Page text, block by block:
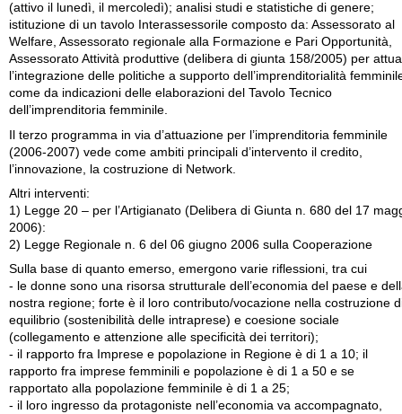
(attivo il lunedì, il mercoledì); analisi studi e statistiche di genere;
istituzione di un tavolo Interassessorile composto da: Assessorato al
Welfare, Assessorato regionale alla Formazione e Pari Opportunità,
Assessorato Attività produttive (delibera di giunta 158/2005) per
l’integrazione delle politiche a supporto dell’imprenditorialità
come da indicazioni delle elaborazioni del Tavolo Tecnico
dell’imprenditoria femminile.
Il terzo programma in via d’attuazione per l’imprenditoria femminile
(2006-2007) vede come ambiti principali d’intervento il credito,
l’innovazione, la costruzione di Network.
Altri interventi:
1) Legge 20 – per l’Artigianato (Delibera di Giunta n. 680 del 17
2006):
2) Legge Regionale n. 6 del 06 giugno 2006 sulla Cooperazione
Sulla base di quanto emerso, emergono varie riflessioni, tra cui
- le donne sono una risorsa strutturale dell’economia del paese e
nostra regione; forte è il loro contributo/vocazione nella costruzione
equilibrio (sostenibilità delle intraprese) e coesione sociale
(collegamento e attenzione alle specificità dei territori);
- il rapporto fra Imprese e popolazione in Regione è di 1 a 10; il
rapporto fra imprese femminili e popolazione è di 1 a 50 e se
rapportato alla popolazione femminile è di 1 a 25;
- il loro ingresso da protagoniste nell’economia va accompagnato,